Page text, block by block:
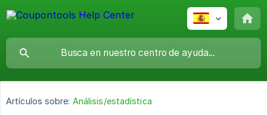
Artículos sobre: Análisis/estadística